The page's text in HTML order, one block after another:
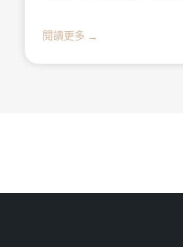
閱讀更多 →